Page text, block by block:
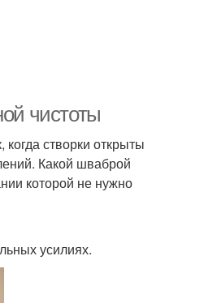
чистоты
створки открыты
Какой шваброй
которой не нужно
усилиях.